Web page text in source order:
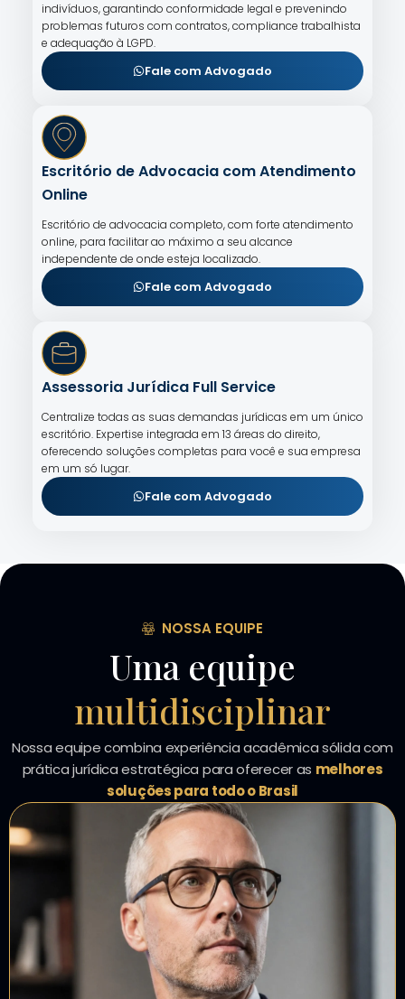
indivíduos, garantindo conformidade legal e prevenindo
problemas futuros com contratos, compliance trabalhista
e adequação à LGPD.
Fale com Advogado
Escritório de Advocacia com Atendimento
Online
Escritório de advocacia completo, com forte atendimento
online, para facilitar ao máximo a seu alcance
independente de onde esteja localizado.
Fale com Advogado
Assessoria Jurídica Full Service
Centralize todas as suas demandas jurídicas em um único
escritório. Expertise integrada em 13 áreas do direito,
oferecendo soluções completas para você e sua empresa
em um só lugar.
Fale com Advogado
NOSSA EQUIPE
Uma equipe
multidisciplinar
Nossa equipe combina experiência acadêmica sólida com
prática jurídica estratégica para oferecer as melhores
soluções para todo o Brasil